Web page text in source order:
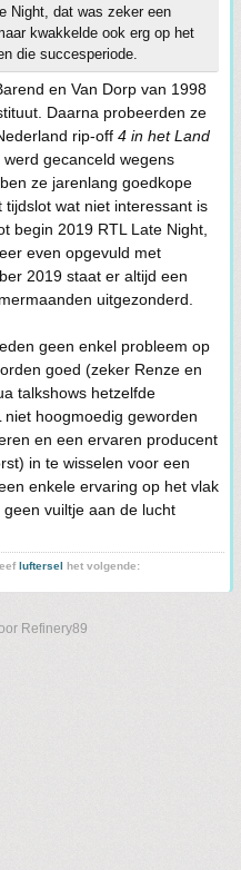
Night, dat was zeker een
kwakkelde ook erg op het
die succesperiode.
en Van Dorp van 1998
Daarna probeerden ze
rip-off 4 in het Land
gecanceld wegens
ze jarenlang goedkope
wat niet interessant is
begin 2019 RTL Late Night,
even opgevuld met
2019 staat er altijd een
uitgezonderd.
geen enkel probleem op
goed (zeker Renze en
talkshows hetzelfde
hoogmoedig geworden
en een ervaren producent
in te wisselen voor een
enkele ervaring op het vlak
vuiltje aan de lucht
luftersel het volgende:
Refinery89